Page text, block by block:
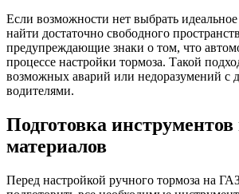
Если возможности нет выбрать идеальное
найти достаточно свободного
предупреждающие знаки о том, что
процессе настройки тормоза. Такой
возможных аварий или недоразумений с
водителями.
Подготовка инструментов
материалов
Перед настройкой ручного тормоза на